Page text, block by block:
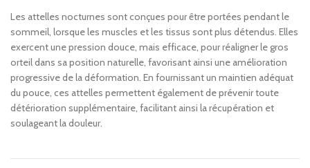
Les attelles nocturnes sont conçues pour être portées pendant le
sommeil, lorsque les muscles et les tissus sont plus détendus. Elles
exercent une pression douce, mais efficace, pour réaligner le gros
orteil dans sa position naturelle, favorisant ainsi une amélioration
progressive de la déformation. En fournissant un maintien adéquat
du pouce, ces attelles permettent également de prévenir toute
détérioration supplémentaire, facilitant ainsi la récupération et
soulageant la douleur.